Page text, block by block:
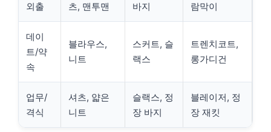
외출
츠, 맨투맨
바지
람막이
데이
트/약
속
블라우스,
니트
스커트, 슬
랙스
트렌치코트,
롱가디건
업무/
격식
셔츠, 얇은
니트
슬랙스, 정
장 바지
블레이저, 정
장 재킷